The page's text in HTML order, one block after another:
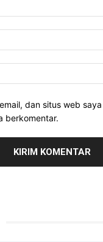
dan situs web
berkomentar.